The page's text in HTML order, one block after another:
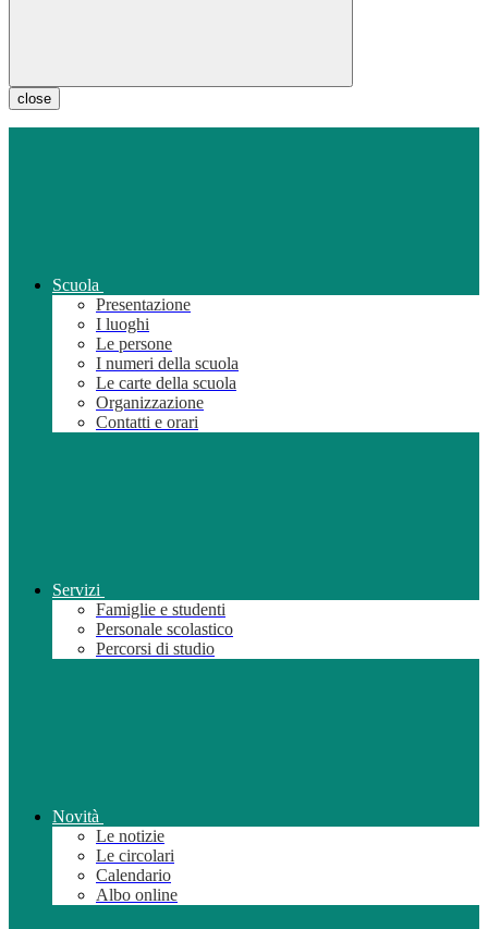
close
Scuola
Presentazione
I luoghi
Le persone
I numeri della scuola
Le carte della scuola
Organizzazione
Contatti e orari
Servizi
Famiglie e studenti
Personale scolastico
Percorsi di studio
Novità
Le notizie
Le circolari
Calendario
Albo online